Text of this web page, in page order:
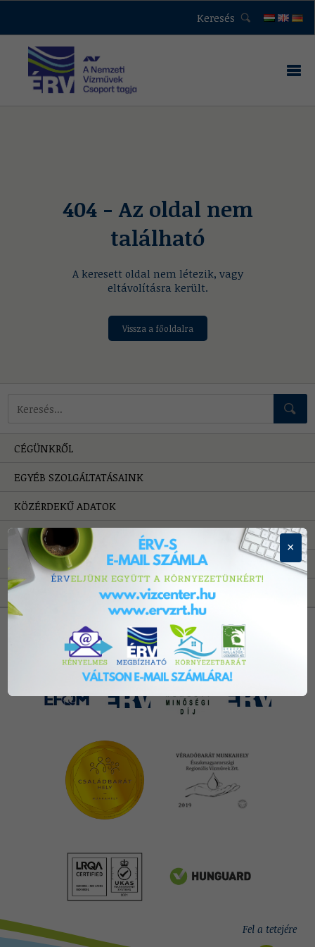
Keresés
404 - Az oldal nem
található
A keresett oldal nem létezik, vagy
eltávolításra került.
Vissza a főoldalra
Mire keressünk?
CÉGÜNKRŐL
EGYÉB SZOLGÁLTATÁSAINK
KÖZÉRDEKŰ ADATOK
HIBAELHÁRÍTÁS
PÁLYÁZATOK
A VÍZRŐL
×